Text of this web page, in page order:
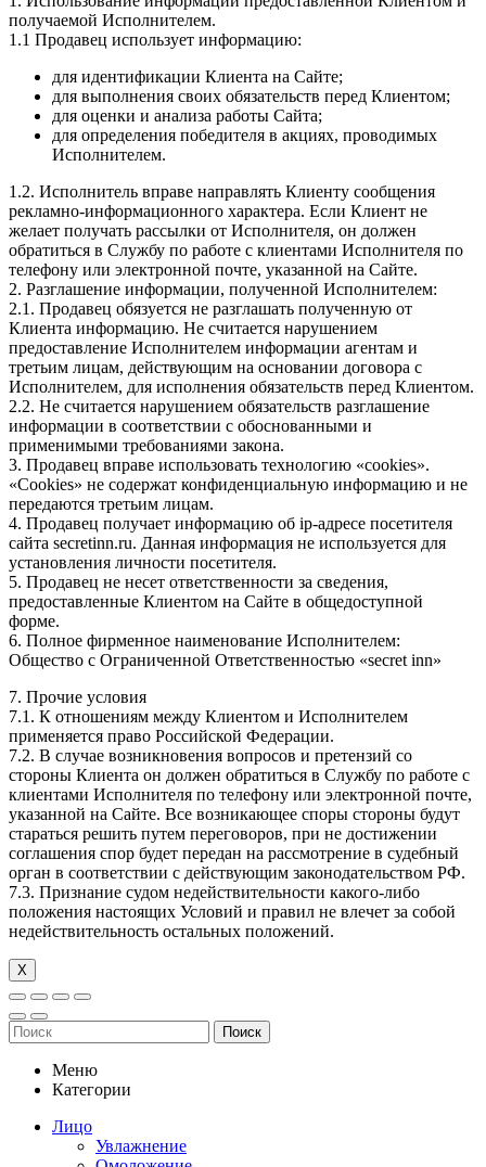
получаемой Исполнителем.
1.1 Продавец использует информацию:
для идентификации Клиента на Сайте;
для выполнения своих обязательств перед Клиентом;
для оценки и анализа работы Сайта;
для определения победителя в акциях, проводимых
Исполнителем.
1.2. Исполнитель вправе направлять Клиенту сообщения
рекламно-информационного характера. Если Клиент не
желает получать рассылки от Исполнителя, он должен
обратиться в Службу по работе с клиентами Исполнителя по
телефону или электронной почте, указанной на Сайте.
2. Разглашение информации, полученной Исполнителем:
2.1. Продавец обязуется не разглашать полученную от
Клиента информацию. Не считается нарушением
предоставление Исполнителем информации агентам и
третьим лицам, действующим на основании договора с
Исполнителем, для исполнения обязательств перед Клиентом.
2.2. Не считается нарушением обязательств разглашение
информации в соответствии с обоснованными и
применимыми требованиями закона.
3. Продавец вправе использовать технологию «cookies».
«Cookies» не содержат конфиденциальную информацию и не
передаются третьим лицам.
4. Продавец получает информацию об ip-адресе посетителя
сайта secretinn.ru. Данная информация не используется для
установления личности посетителя.
5. Продавец не несет ответственности за сведения,
предоставленные Клиентом на Сайте в общедоступной
форме.
6. Полное фирменное наименование Исполнителем:
Общество с Ограниченной Ответственностью «secret inn»
7. Прочие условия
7.1. К отношениям между Клиентом и Исполнителем
применяется право Российской Федерации.
7.2. В случае возникновения вопросов и претензий со
стороны Клиента он должен обратиться в Службу по работе с
клиентами Исполнителя по телефону или электронной почте,
указанной на Сайте. Все возникающее споры стороны будут
стараться решить путем переговоров, при не достижении
соглашения спор будет передан на рассмотрение в судебный
орган в соответствии с действующим законодательством РФ.
7.3. Признание судом недействительности какого-либо
положения настоящих Условий и правил не влечет за собой
недействительность остальных положений.
Х
Поиск
Меню
Категории
Лицо
Увлажнение